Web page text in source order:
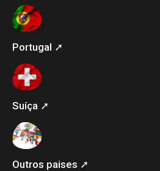
Portugal ➚
Suíça ➚
Outros paises ➚